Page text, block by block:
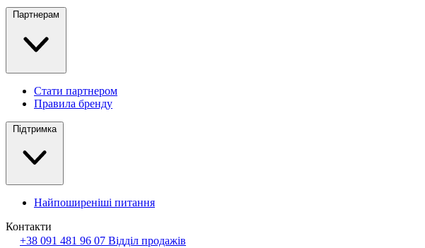
Партнерам
Стати партнером
Правила бренду
Підтримка
Найпоширеніші питання
Контакти
+38 091 481 96 07 Відділ продажів